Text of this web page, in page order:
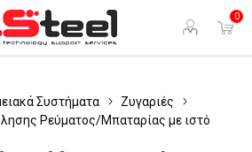
0
Συστήματα
Ζυγαριές
Ρεύματος/Μπαταρίας με ιστό